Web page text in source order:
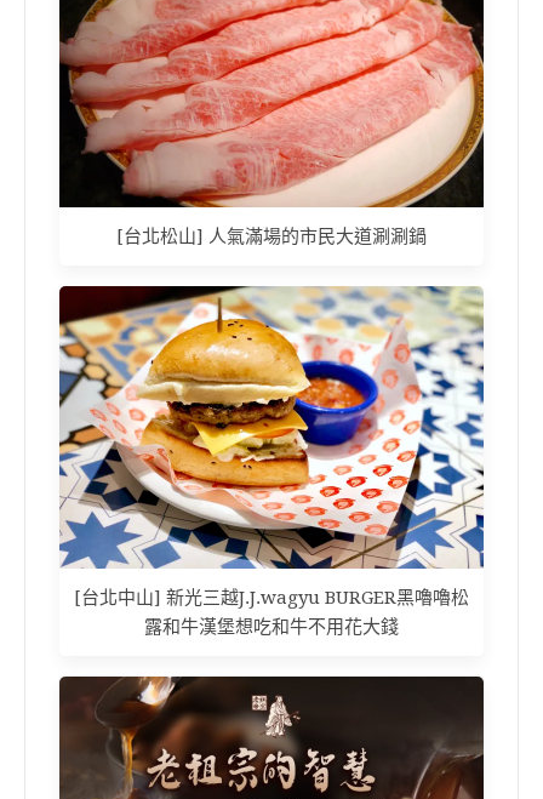
[台北松山] 人氣滿場的市民大道涮涮鍋
[台北中山] 新光三越J.J.wagyu BURGER黑嚕嚕松
露和牛漢堡想吃和牛不用花大錢